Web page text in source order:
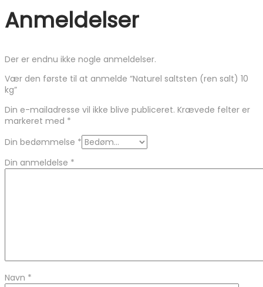
Anmeldelser
Der er endnu ikke nogle anmeldelser.
Vær den første til at anmelde “Naturel saltsten (ren salt) 10
kg”
Din e-mailadresse vil ikke blive publiceret. Krævede felter er
markeret med *
Din bedømmelse *
Din anmeldelse *
Navn *